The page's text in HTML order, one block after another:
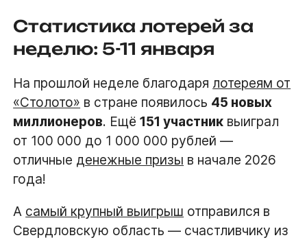
Статистика лотерей за
неделю: 5-11 января
На прошлой неделе благодаря лотереям от
«Столото» в стране появилось 45 новых
миллионеров. Ещё151 участник выиграл
от 100 000 до 1 000 000 рублей —
отличные денежные призы в начале 2026
года!
А самый крупный выигрыш отправился в
Свердловскую область — счастливчику из